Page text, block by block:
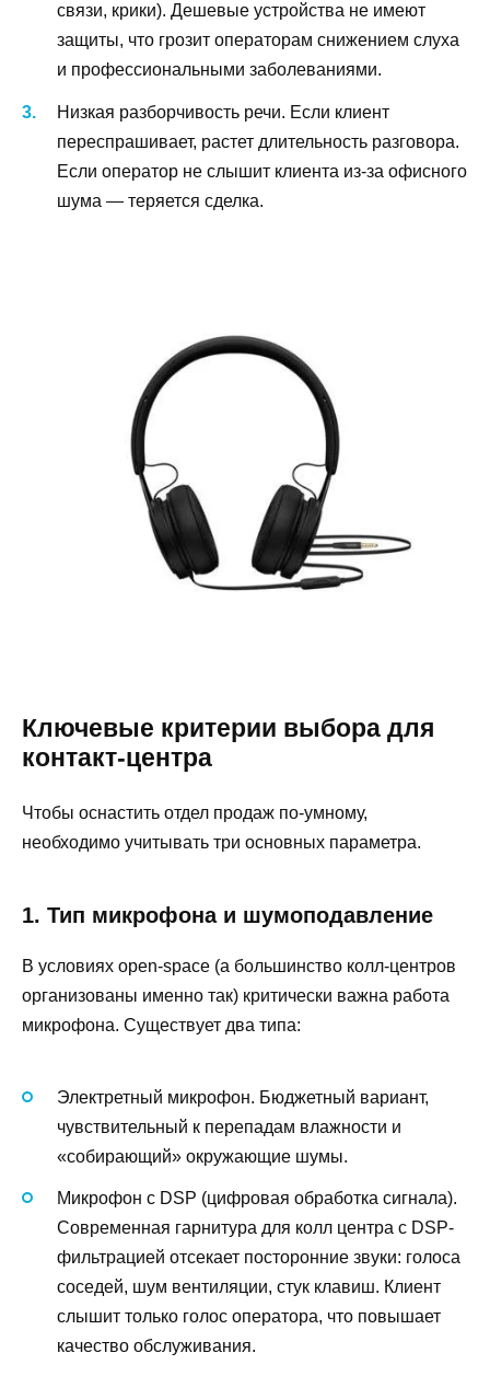
связи, крики). Дешевые устройства не имеют
защиты, что грозит операторам снижением слуха
и профессиональными заболеваниями.
Низкая разборчивость речи. Если клиент
переспрашивает, растет длительность разговора.
Если оператор не слышит клиента из-за офисного
шума — теряется сделка.
Ключевые критерии выбора для
контакт-центра
Чтобы оснастить отдел продаж по-умному,
необходимо учитывать три основных параметра.
1. Тип микрофона и шумоподавление
В условиях open-space (а большинство колл-центров
организованы именно так) критически важна работа
микрофона. Существует два типа:
Электретный микрофон. Бюджетный вариант,
чувствительный к перепадам влажности и
«собирающий» окружающие шумы.
Микрофон с DSP (цифровая обработка сигнала).
Современная гарнитура для колл центра с DSP-
фильтрацией отсекает посторонние звуки: голоса
соседей, шум вентиляции, стук клавиш. Клиент
слышит только голос оператора, что повышает
качество обслуживания.